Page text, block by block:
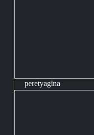
peretyagina